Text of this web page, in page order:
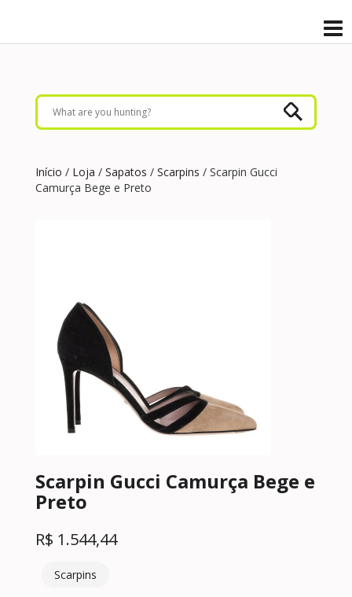
Início / Loja / Sapatos / Scarpins / Scarpin Gucci
Camurça Bege e Preto
Scarpin Gucci Camurça Bege e
Preto
R$ 1.544,44
Scarpins